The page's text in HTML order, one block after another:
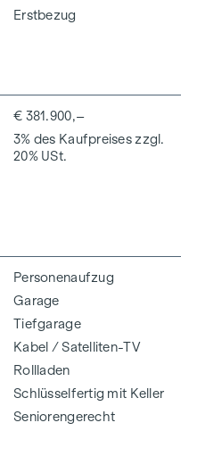
Erstbezug
€ 381.900,–
3% des Kaufpreises zzgl.
20% USt.
Personenaufzug
Garage
Tiefgarage
Kabel / Satelliten-TV
Rollladen
Schlüsselfertig mit Keller
Seniorengerecht